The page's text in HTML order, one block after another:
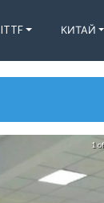
ITTF КИТАЙ
1